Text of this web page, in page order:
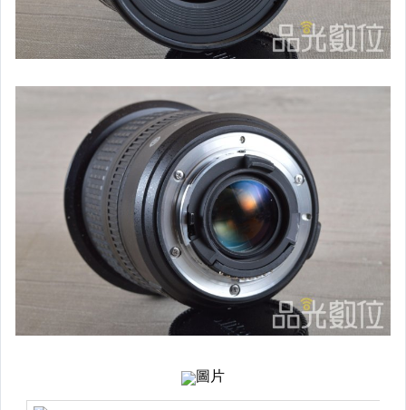
全新&二手筆電 $15001以上
全新&二手筆電 $5001~$15000
全新&二手筆電 $5000以下
桌上型電腦主機 $5001~$20000
桌上型電腦主機 $5000以下
電玩主機&電腦螢幕
RIMOWA、DYSON、名牌精品
投影機&繪圖板&耳機&耳擴
全新/二手數位相機&攝影機